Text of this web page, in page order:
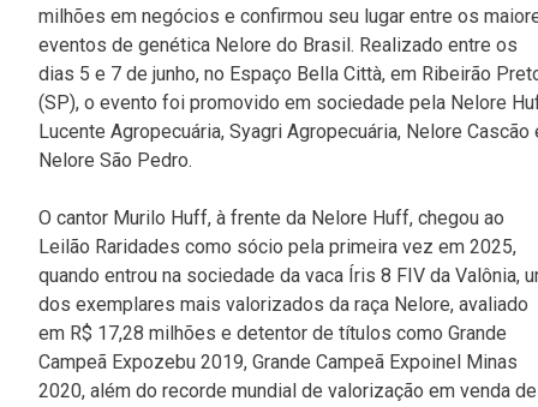
milhões em negócios e confirmou seu lugar entre os
eventos de genética Nelore do Brasil. Realizado entre os
dias 5 e 7 de junho, no Espaço Bella Città, em Ribeirão
(SP), o evento foi promovido em sociedade pela Nelore
Lucente Agropecuária, Syagri Agropecuária, Nelore Cascão
Nelore São Pedro.
O cantor Murilo Huff, à frente da Nelore Huff, chegou ao
Leilão Raridades como sócio pela primeira vez em 2025,
quando entrou na sociedade da vaca Íris 8 FIV da Valônia,
dos exemplares mais valorizados da raça Nelore, avaliado
em R$ 17,28 milhões e detentor de títulos como Grande
Campeã Expozebu 2019, Grande Campeã Expoinel Minas
2020, além do recorde mundial de valorização em venda de